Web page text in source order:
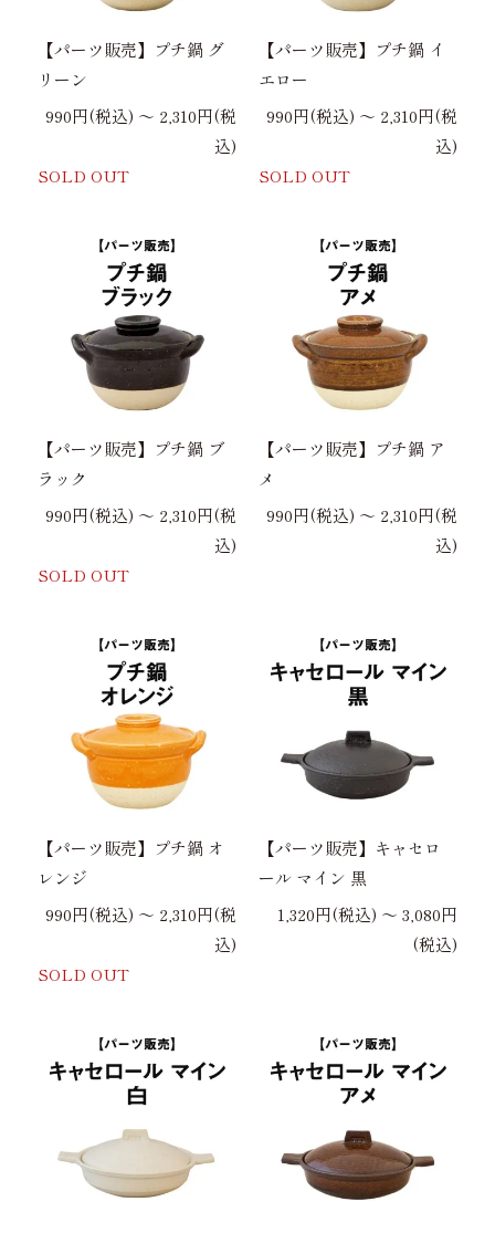
【パーツ販売】プチ鍋 グ
リーン
990円(税込) 〜 2,310円(税
込)
SOLD OUT
【パーツ販売】プチ鍋 イ
エロー
990円(税込) 〜 2,310円(税
込)
SOLD OUT
【パーツ販売】プチ鍋 ブ
ラック
990円(税込) 〜 2,310円(税
込)
SOLD OUT
【パーツ販売】プチ鍋 ア
メ
990円(税込) 〜 2,310円(税
込)
【パーツ販売】プチ鍋 オ
レンジ
990円(税込) 〜 2,310円(税
込)
SOLD OUT
【パーツ販売】キャセロ
ール マイン 黒
1,320円(税込) 〜 3,080円
(税込)